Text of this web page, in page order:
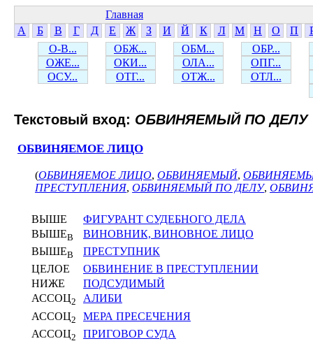
Главная
А
Б В Г Д Е Ж З И Й К Л М Н О П
О-В...
ОБЖ... ОБМ...
ОБР...
ОЖЕ...
ОКИ... ОЛА...
ОПГ...
ОСУ...
ОТГ... ОТЖ... ОТЛ...
Текстовый вход: ОБВИНЯЕМЫЙ ПО ДЕЛУ
ОБВИНЯЕМОЕ ЛИЦО
(ОБВИНЯЕМОЕ ЛИЦО, ОБВИНЯЕМЫЙ,
ПРЕСТУПЛЕНИЯ, ОБВИНЯЕМЫЙ ПО ДЕЛУ,
ВЫШЕ
ФИГУРАНТ СУДЕБНОГО ДЕЛА
ВЫШЕВ
ВИНОВНИК, ВИНОВНОЕ ЛИЦО
ВЫШЕВ
ПРЕСТУПНИК
ЦЕЛОЕ
ОБВИНЕНИЕ В ПРЕСТУПЛЕНИИ
НИЖЕ
ПОДСУДИМЫЙ
АССОЦ2
АЛИБИ
АССОЦ2
МЕРА ПРЕСЕЧЕНИЯ
АССОЦ2 ПРИГОВОР СУДА